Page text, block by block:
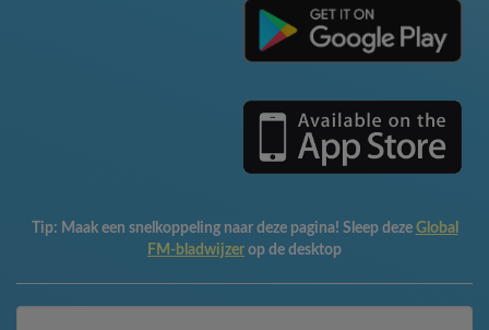
Tip: Maak een snelkoppeling naar deze pagina! Sleep deze Global
FM-bladwijzer op de desktop